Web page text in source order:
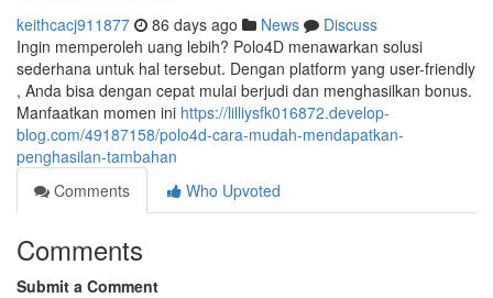
keithcacj911877 86 days ago News
Discuss
Ingin memperoleh uang lebih? Polo4D menawarkan solusi
sederhana untuk hal tersebut. Dengan platform yang user-friendly
, Anda bisa dengan cepat mulai berjudi dan menghasilkan bonus.
Manfaatkan momen ini https://lilliysfk016872.develop-
blog.com/49187158/polo4d-cara-mudah-mendapatkan-
penghasilan-tambahan
Comments
Who Upvoted
Comments
Submit a Comment